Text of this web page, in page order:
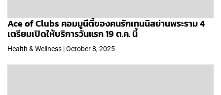
Ace of Clubs คอมมูนีตี้ของคนรักเทนนิสย่านพระราม 4
เตรียมเปิดให้บริการวันแรก 19 ต.ค. นี้
Health & Wellness | October 8, 2025